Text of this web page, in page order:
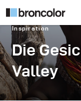
Inspiration
Die
Valley